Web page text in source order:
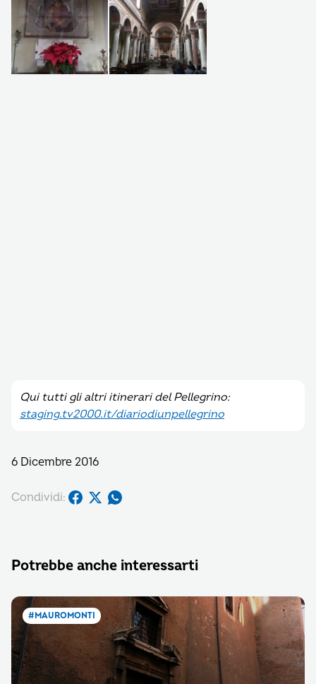
Qui tutti gli altri itinerari del Pellegrino:
staging.tv2000.it/diariodiunpellegrino
6 Dicembre 2016
Condividi:
Potrebbe anche interessarti
#MAUROMONTI